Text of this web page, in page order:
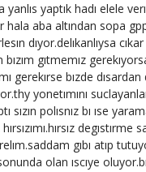
yanlıs yaptık hadı elele
hala aba altından sopa
dıyor.delıkanlıysa
bızım gıtmemız
gerekırse bızde
yonetımını
sızın polısnız bı ıse
hırsızımı.hırsız degıstırme
gıbı atıp
olan ıscıye